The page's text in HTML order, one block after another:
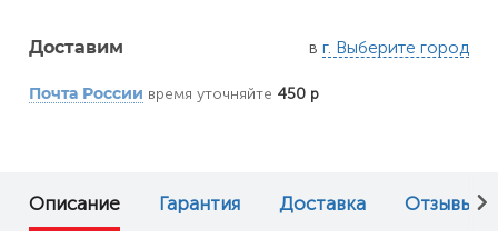
Доставим в г. Выберите город
Почта России время уточняйте 450 р
Описание Гарантия Доставка Отзывы (2)